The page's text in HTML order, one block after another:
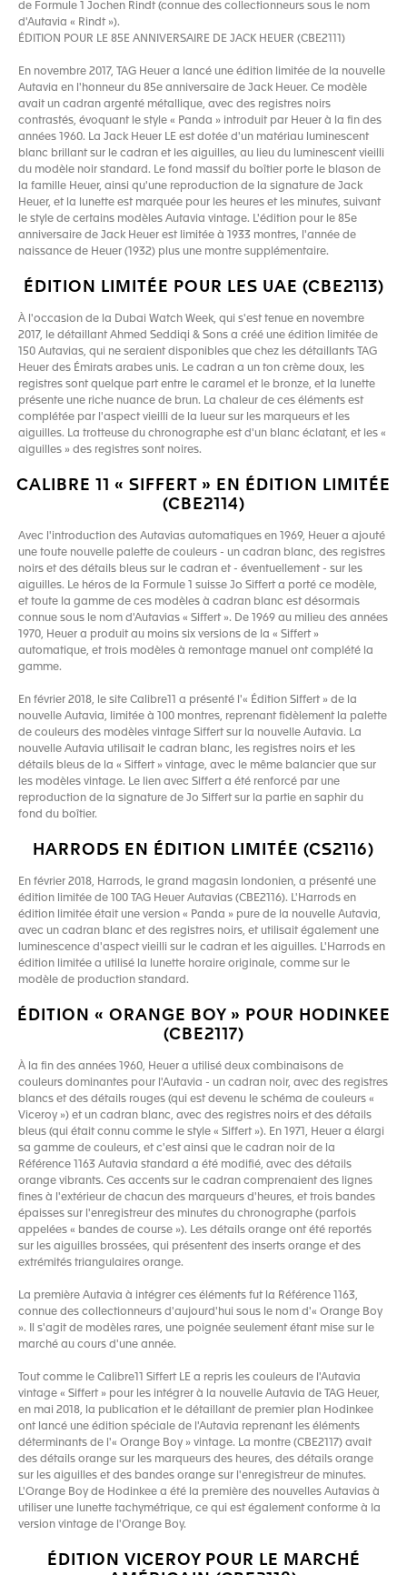
de Formule 1 Jochen Rindt (connue des collectionneurs sous le nom
d'Autavia « Rindt »).
ÉDITION POUR LE 85E ANNIVERSAIRE DE JACK HEUER (CBE2111)
En novembre 2017, TAG Heuer a lancé une édition limitée de la nouvelle
Autavia en l'honneur du 85e anniversaire de Jack Heuer. Ce modèle
avait un cadran argenté métallique, avec des registres noirs
contrastés, évoquant le style « Panda » introduit par Heuer à la fin des
années 1960. La Jack Heuer LE est dotée d'un matériau luminescent
blanc brillant sur le cadran et les aiguilles, au lieu du luminescent vieilli
du modèle noir standard. Le fond massif du boîtier porte le blason de
la famille Heuer, ainsi qu'une reproduction de la signature de Jack
Heuer, et la lunette est marquée pour les heures et les minutes, suivant
le style de certains modèles Autavia vintage. L'édition pour le 85e
anniversaire de Jack Heuer est limitée à 1933 montres, l'année de
naissance de Heuer (1932) plus une montre supplémentaire.
ÉDITION LIMITÉE POUR LES UAE (CBE2113)
À l'occasion de la Dubai Watch Week, qui s'est tenue en novembre
2017, le détaillant Ahmed Seddiqi & Sons a créé une édition limitée de
150 Autavias, qui ne seraient disponibles que chez les détaillants TAG
Heuer des Émirats arabes unis. Le cadran a un ton crème doux, les
registres sont quelque part entre le caramel et le bronze, et la lunette
présente une riche nuance de brun. La chaleur de ces éléments est
complétée par l'aspect vieilli de la lueur sur les marqueurs et les
aiguilles. La trotteuse du chronographe est d'un blanc éclatant, et les «
aiguilles » des registres sont noires.
CALIBRE 11 « SIFFERT » EN ÉDITION LIMITÉE
(CBE2114)
Avec l'introduction des Autavias automatiques en 1969, Heuer a ajouté
une toute nouvelle palette de couleurs - un cadran blanc, des registres
noirs et des détails bleus sur le cadran et - éventuellement - sur les
aiguilles. Le héros de la Formule 1 suisse Jo Siffert a porté ce modèle,
et toute la gamme de ces modèles à cadran blanc est désormais
connue sous le nom d'Autavias « Siffert ». De 1969 au milieu des années
1970, Heuer a produit au moins six versions de la « Siffert »
automatique, et trois modèles à remontage manuel ont complété la
gamme.
En février 2018, le site Calibre11 a présenté l'« Édition Siffert » de la
nouvelle Autavia, limitée à 100 montres, reprenant fidèlement la palette
de couleurs des modèles vintage Siffert sur la nouvelle Autavia. La
nouvelle Autavia utilisait le cadran blanc, les registres noirs et les
détails bleus de la « Siffert » vintage, avec le même balancier que sur
les modèles vintage. Le lien avec Siffert a été renforcé par une
reproduction de la signature de Jo Siffert sur la partie en saphir du
fond du boîtier.
HARRODS EN ÉDITION LIMITÉE (CS2116)
En février 2018, Harrods, le grand magasin londonien, a présenté une
édition limitée de 100 TAG Heuer Autavias (CBE2116). L'Harrods en
édition limitée était une version « Panda » pure de la nouvelle Autavia,
avec un cadran blanc et des registres noirs, et utilisait également une
luminescence d'aspect vieilli sur le cadran et les aiguilles. L'Harrods en
édition limitée a utilisé la lunette horaire originale, comme sur le
modèle de production standard.
ÉDITION « ORANGE BOY » POUR HODINKEE
(CBE2117)
À la fin des années 1960, Heuer a utilisé deux combinaisons de
couleurs dominantes pour l'Autavia - un cadran noir, avec des registres
blancs et des détails rouges (qui est devenu le schéma de couleurs «
Viceroy ») et un cadran blanc, avec des registres noirs et des détails
bleus (qui était connu comme le style « Siffert »). En 1971, Heuer a élargi
sa gamme de couleurs, et c'est ainsi que le cadran noir de la
Référence 1163 Autavia standard a été modifié, avec des détails
orange vibrants. Ces accents sur le cadran comprenaient des lignes
fines à l'extérieur de chacun des marqueurs d'heures, et trois bandes
épaisses sur l'enregistreur des minutes du chronographe (parfois
appelées « bandes de course »). Les détails orange ont été reportés
sur les aiguilles brossées, qui présentent des inserts orange et des
extrémités triangulaires orange.
La première Autavia à intégrer ces éléments fut la Référence 1163,
connue des collectionneurs d'aujourd'hui sous le nom d'« Orange Boy
». Il s'agit de modèles rares, une poignée seulement étant mise sur le
marché au cours d'une année.
Tout comme le Calibre11 Siffert LE a repris les couleurs de l'Autavia
vintage « Siffert » pour les intégrer à la nouvelle Autavia de TAG Heuer,
en mai 2018, la publication et le détaillant de premier plan Hodinkee
ont lancé une édition spéciale de l'Autavia reprenant les éléments
déterminants de l'« Orange Boy » vintage. La montre (CBE2117) avait
des détails orange sur les marqueurs des heures, des détails orange
sur les aiguilles et des bandes orange sur l'enregistreur de minutes.
L'Orange Boy de Hodinkee a été la première des nouvelles Autavias à
utiliser une lunette tachymétrique, ce qui est également conforme à la
version vintage de l'Orange Boy.
ÉDITION VICEROY POUR LE MARCHÉ